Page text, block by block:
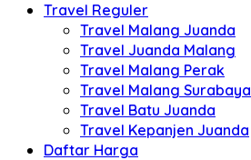
Travel Reguler
Travel Malang Juanda
Travel Juanda Malang
Travel Malang Perak
Travel Malang Surabaya
Travel Batu Juanda
Travel Kepanjen Juanda
Daftar Harga